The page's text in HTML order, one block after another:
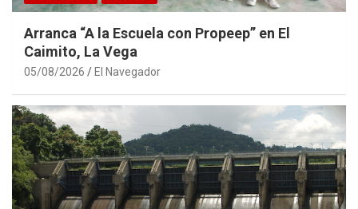
Arranca “A la Escuela con Propeep” en El
Caimito, La Vega
05/08/2026 El Navegador